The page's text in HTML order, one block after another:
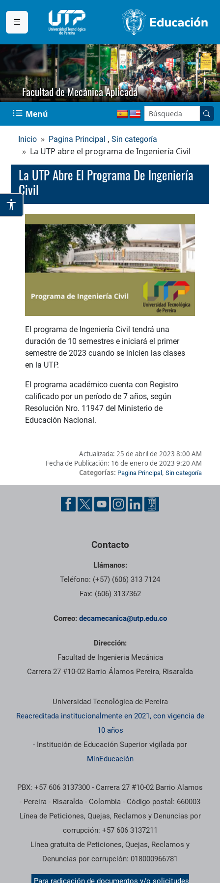
Facultad de Mecánica Aplicada
Menú Buscar en el sitio:
Inicio Pagina Principal , Sin categoría
La UTP abre el programa de Ingeniería Civil
La UTP Abre El Programa De Ingeniería
Civil
El programa de Ingeniería Civil tendrá una
duración de 10 semestres e iniciará el primer
semestre de 2023 cuando se inicien las clases
en la UTP.
El programa académico cuenta con Registro
calificado por un período de 7 años, según
Resolución Nro. 11947 del Ministerio de
Educación Nacional.
Actualizada: 25 de abril de 2023 8:00 AM
Fecha de Publicación: 16 de enero de 2023 9:20 AM
Categorías: Pagina Principal , Sin categoría
Pie de página con información de contacto, redes sociales y
Contacto
Llámanos:
Teléfono: (+57) (606) 313 7124
Fax: (606) 3137362
Correo: decamecanica@utp.edu.co
Dirección:
Facultad de Ingenieria Mecánica
Carrera 27 #10-02 Barrio Álamos Pereira, Risaralda
Información institucional
Universidad Tecnológica de Pereira
Reacreditada institucionalmente en 2021, con vigencia de
10 años
- Institución de Educación Superior vigilada por
MinEducación
PBX: +57 606 3137300 - Carrera 27 #10-02 Barrio Alamos
- Pereira - Risaralda - Colombia - Código postal: 660003
Línea de Peticiones, Quejas, Reclamos y Denuncias por
corrupción: +57 606 3137211
Línea gratuita de Peticiones, Quejas, Reclamos y
Denuncias por corrupción: 018000966781
Para radicación de documentos y/o solicitudes